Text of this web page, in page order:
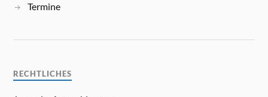
Termine
RECHTLICHES